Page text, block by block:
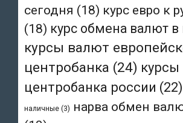
сегодня (18) курс евро к
(18) курс обмена валют в
курсы валют
центробанка (24)
центробанка россии (22)
наличные (3) нарва обмен